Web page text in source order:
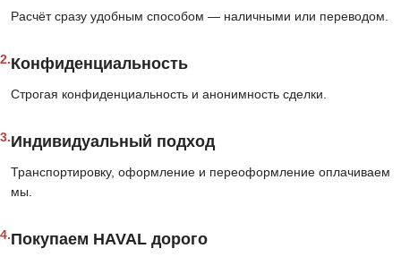
Расчёт сразу удобным способом — наличными или переводом.
2.Конфиденциальность
Строгая конфиденциальность и анонимность сделки.
3.Индивидуальный подход
Транспортировку, оформление и переоформление оплачиваем
мы.
4.Покупаем HAVAL дорого